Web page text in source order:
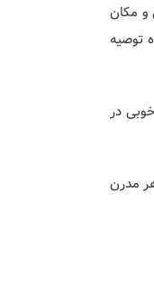
داخلی و مکان
توصیه
نوع به خوبی در
مدرن